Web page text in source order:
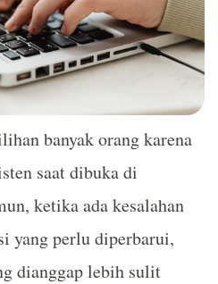
banyak orang karena
saat dibuka di
ketika ada kesalahan
yang perlu diperbarui,
dianggap lebih sulit